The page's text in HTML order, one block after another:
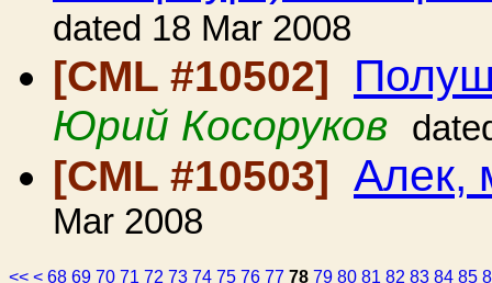
dated 18 Mar 2008
[CML #10502]
Юрий Косоруков
[CML #10503] Алек,
Mar 2008
<< < 68 69 70 71 72 73 74 75 76 77 78 79 80 81 82 83 84 85